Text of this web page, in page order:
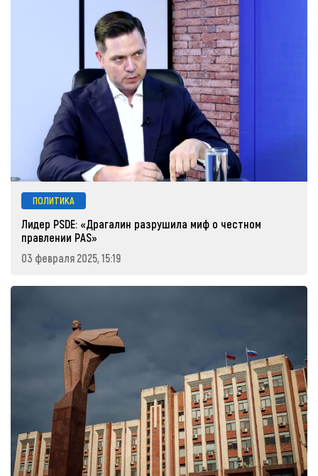
ПОЛИТИКА
Лидер PSDE: «Драгалин разрушила миф о честном
правлении PAS»
03 февраля 2025, 15:19